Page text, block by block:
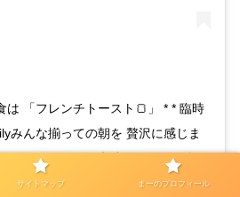
「フレンチトースト🍞」 * * 臨時
みんな揃っての朝を 贅沢に感じま
の これ半端ないっての食
レンチトースト。 * * ふわふわで、
サイトマップ まーのプロフィール